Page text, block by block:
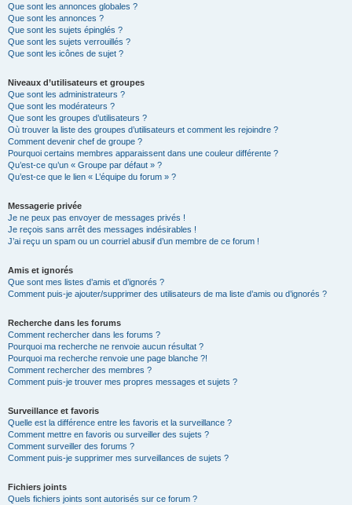
Que sont les annonces globales ?
Que sont les annonces ?
Que sont les sujets épinglés ?
Que sont les sujets verrouillés ?
Que sont les icônes de sujet ?
Niveaux d’utilisateurs et groupes
Que sont les administrateurs ?
Que sont les modérateurs ?
Que sont les groupes d’utilisateurs ?
Où trouver la liste des groupes d’utilisateurs et comment les rejoindre ?
Comment devenir chef de groupe ?
Pourquoi certains membres apparaissent dans une couleur différente ?
Qu’est-ce qu’un « Groupe par défaut » ?
Qu’est-ce que le lien « L’équipe du forum » ?
Messagerie privée
Je ne peux pas envoyer de messages privés !
Je reçois sans arrêt des messages indésirables !
J’ai reçu un spam ou un courriel abusif d’un membre de ce forum !
Amis et ignorés
Que sont mes listes d’amis et d’ignorés ?
Comment puis-je ajouter/supprimer des utilisateurs de ma liste d’amis ou d’ignorés ?
Recherche dans les forums
Comment rechercher dans les forums ?
Pourquoi ma recherche ne renvoie aucun résultat ?
Pourquoi ma recherche renvoie une page blanche ?!
Comment rechercher des membres ?
Comment puis-je trouver mes propres messages et sujets ?
Surveillance et favoris
Quelle est la différence entre les favoris et la surveillance ?
Comment mettre en favoris ou surveiller des sujets ?
Comment surveiller des forums ?
Comment puis-je supprimer mes surveillances de sujets ?
Fichiers joints
Quels fichiers joints sont autorisés sur ce forum ?